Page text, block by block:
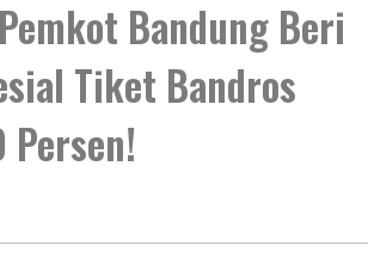
Bandung Beri
Tiket Bandros
Persen!